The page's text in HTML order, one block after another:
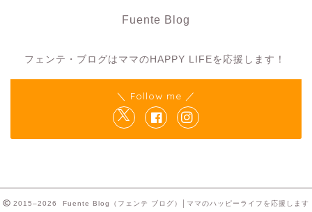
Fuente Blog
フェンテ・ブログはママのHAPPY LIFEを応援します！
＼ Follow me ／
2015–2026 Fuente Blog（フェンテ ブログ）│ママのハッピーライフを応援します